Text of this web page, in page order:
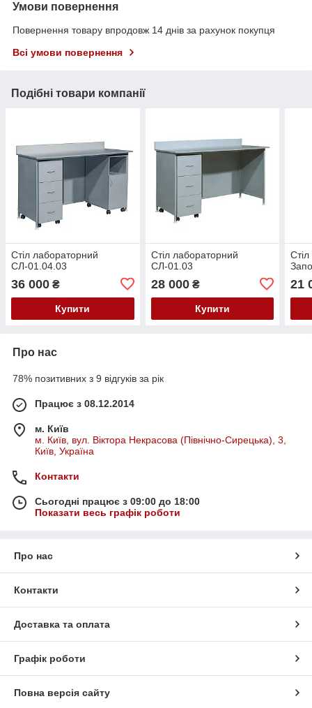
Умови повернення
Повернення товару впродовж 14 днів за рахунок покупця
Всі умови повернення
Подібні товари компанії
Стіл лабораторний
СЛ-01.04.03
36 000 ₴
Купити
Стіл лабораторний
СЛ-01.03
28 000₴
Купити
21
Про нас
78% позитивних з 9 відгуків за рік
Працює з 08.12.2014
м. Київ
м. Київ, вул. Віктора Некрасова (Північно-Сирецька), 3,
Київ, Україна
Контакти
Сьогодні працює з 09:00 до 18:00
Показати весь графік роботи
Про нас
Контакти
Доставка та оплата
Графік роботи
Повна версія сайту